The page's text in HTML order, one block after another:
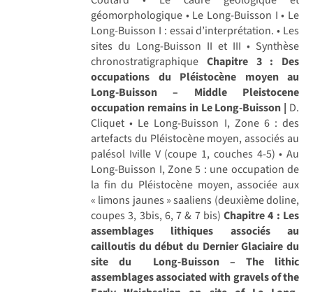
géomorphologique • Le Long-Buisson I • Le
Long-Buisson I : essai d’interprétation. • Les
sites du Long-Buisson II et III • Synthèse
chronostratigraphique Chapitre 3 : Des
occupations du Pléistocène moyen au
Long-Buisson – Middle Pleistocene
occupation remains in Le Long-Buisson | D.
Cliquet • Le Long-Buisson I, Zone 6 : des
artefacts du Pléistocène moyen, associés au
palésol Iville V (coupe 1, couches 4-5) • Au
Long-Buisson I, Zone 5 : une occupation de
la fin du Pléistocène moyen, associée aux
« limons jaunes » saaliens (deuxième doline,
coupes 3, 3bis, 6, 7 & 7 bis)Chapitre 4 : Les
assemblages lithiques associés au
cailloutis du début du Dernier Glaciaire du
site du Long-Buisson – The lithic
assemblages associated with gravels of the